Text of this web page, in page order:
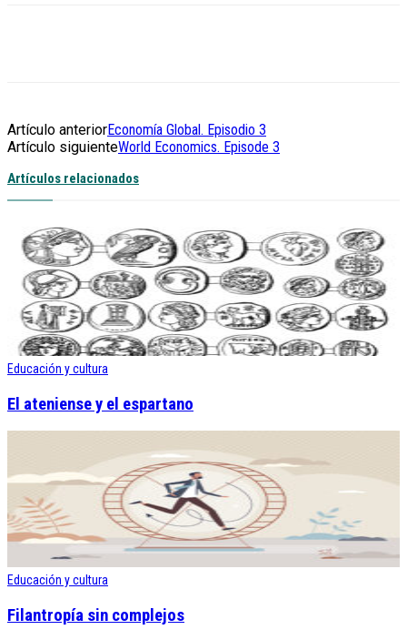
Artículo anteriorEconomía Global. Episodio 3
Artículo siguienteWorld Economics. Episode 3
Artículos relacionados
Educación y cultura
El ateniense y el espartano
Educación y cultura
Filantropía sin complejos